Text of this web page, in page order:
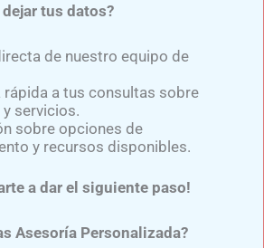
de Pelite vs
es la Mejor
25, 2024
componentes que la
tus datos?
de nuestro equipo de
rápida a tus consultas sobre
servicios.
sobre opciones de
y recursos disponibles.
a dar el siguiente paso!
Asesoría Personalizada?